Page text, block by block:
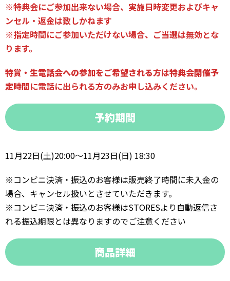
※特典会にご参加出来ない場合、実施日時変更およびキャ
ンセル・返金は致しかねます
※指定時間にご参加いただけない場合、ご当選は無効とな
ります。
特賞・生電話会への参加をご希望される方は特典会開催予
定時間に電話に出られる方のみお申し込みください。
予約期間
11月22日(土)20:00〜11月23日(日) 18:30
※コンビニ決済・振込のお客様は販売終了時間に未入金の
場合、キャンセル扱いとさせていただきます。
※コンビニ決済・振込のお客様はSTORESより自動返信さ
れる振込期限とは異なりますのでご注意ください
商品詳細